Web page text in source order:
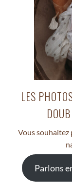
LES
Vous souhaitez
Parlons